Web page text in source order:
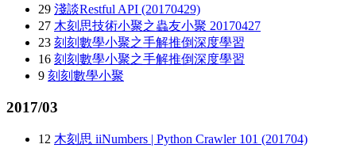
29 淺談Restful API (20170429)
27 木刻思技術小聚之蟲友小聚 20170427
23 刻刻數學小聚之手解推倒深度學習
16 刻刻數學小聚之手解推倒深度學習
9 刻刻數學小聚
2017/03
12 木刻思 iiNumbers | Python Crawler 101 (201704)